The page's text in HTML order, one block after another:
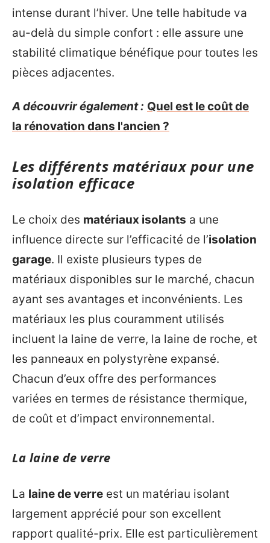
intense durant l’hiver. Une telle habitude va
au-delà du simple confort : elle assure une
stabilité climatique bénéfique pour toutes les
pièces adjacentes.
A découvrir également : Quel est le coût de
la rénovation dans l'ancien ?
Les différents matériaux pour une
isolation efficace
Le choix des matériaux isolants a une
influence directe sur l’efficacité de l’isolation
garage. Il existe plusieurs types de
matériaux disponibles sur le marché, chacun
ayant ses avantages et inconvénients. Les
matériaux les plus couramment utilisés
incluent la laine de verre, la laine de roche, et
les panneaux en polystyrène expansé.
Chacun d’eux offre des performances
variées en termes de résistance thermique,
de coût et d’impact environnemental.
La laine de verre
La laine de verre est un matériau isolant
largement apprécié pour son excellent
rapport qualité-prix. Elle est particulièrement